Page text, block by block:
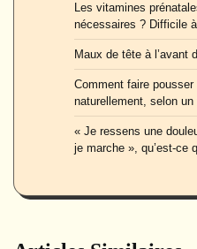
Les vitamines
nécessaires ? Difficile
Maux de tête à l’avant
Comment faire
naturellement, selon un
« Je ressens une
je marche », qu’est-ce